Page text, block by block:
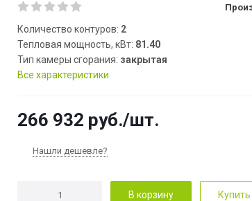
Количество контуров: 2
Тепловая мощность, кВт: 81.40
Тип камеры сгорания: закрытая
Все характеристики
266 932 руб./шт.
Нашли дешевле?
В корзину